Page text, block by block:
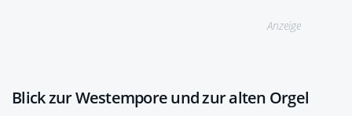
Anzeige
Blick zur Westempore und zur alten Orgel